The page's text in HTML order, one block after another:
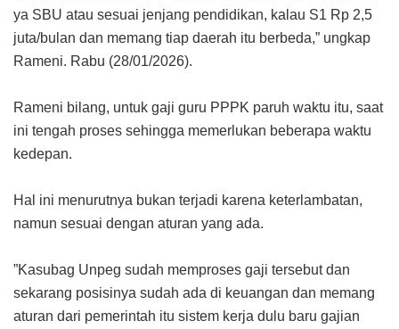
ya SBU atau sesuai jenjang pendidikan, kalau S1 Rp 2,5
juta/bulan dan memang tiap daerah itu berbeda,” ungkap
Rameni. Rabu (28/01/2026).
‎Rameni bilang, untuk gaji guru PPPK paruh waktu itu, saat
ini tengah proses sehingga memerlukan beberapa waktu
kedepan.
‎Hal ini menurutnya bukan terjadi karena keterlambatan,
namun sesuai dengan aturan yang ada.
‎”Kasubag Unpeg sudah memproses gaji tersebut dan
sekarang posisinya sudah ada di keuangan dan memang
aturan dari pemerintah itu sistem kerja dulu baru gajian